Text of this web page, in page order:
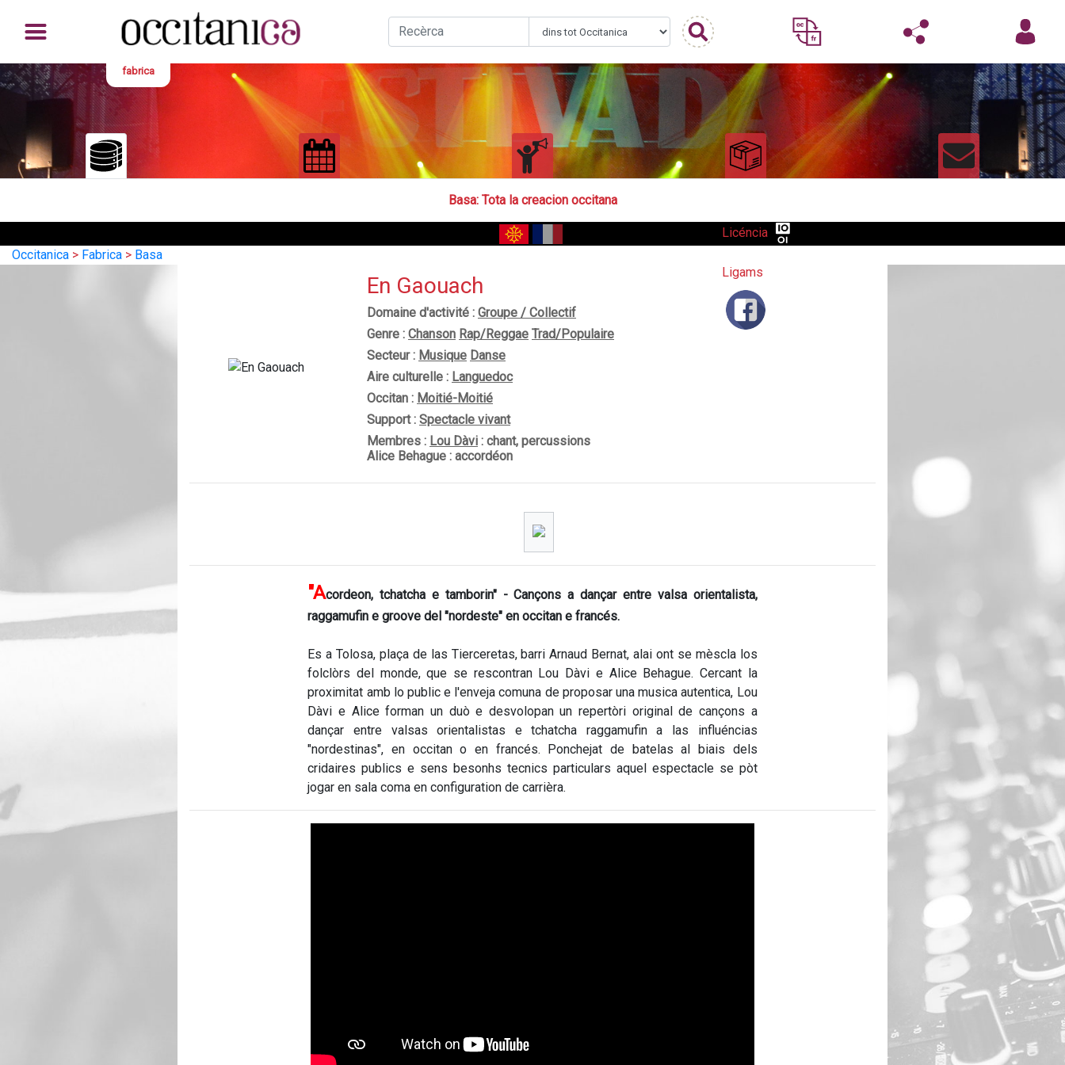
fabrica
Basa: Tota la creacion occitana
Licéncia
Occitanica > Fabrica > Basa
En Gaouach
Domaine d'activité : Groupe / Collectif
Genre : Chanson Rap/Reggae Trad/Populaire
Secteur : Musique Danse
Aire culturelle : Languedoc
Occitan : Moitié-Moitié
Support : Spectacle vivant
Membres : Lou Dàvi : chant, percussions
Alice Behague : accordéon
Ligams
"Acordeon, tchatcha e tamborin" - Cançons a dançar entre valsa orientalista,
raggamufin e groove del "nordeste" en occitan e francés.
Es a Tolosa, plaça de las Tierceretas, barri Arnaud Bernat, alai ont se mèscla los
folclòrs del monde, que se rescontran Lou Dàvi e Alice Behague. Cercant la
proximitat amb lo public e l'enveja comuna de proposar una musica autentica, Lou
Dàvi e Alice forman un duò e desvolopan un repertòri original de cançons a
dançar entre valsas orientalistas e tchatcha raggamufin a las influéncias
"nordestinas", en occitan o en francés. Ponchejat de batelas al biais dels
cridaires publics e sens besonhs tecnics particulars aquel espectacle se pòt
jogar en sala coma en configuration de carrièra.